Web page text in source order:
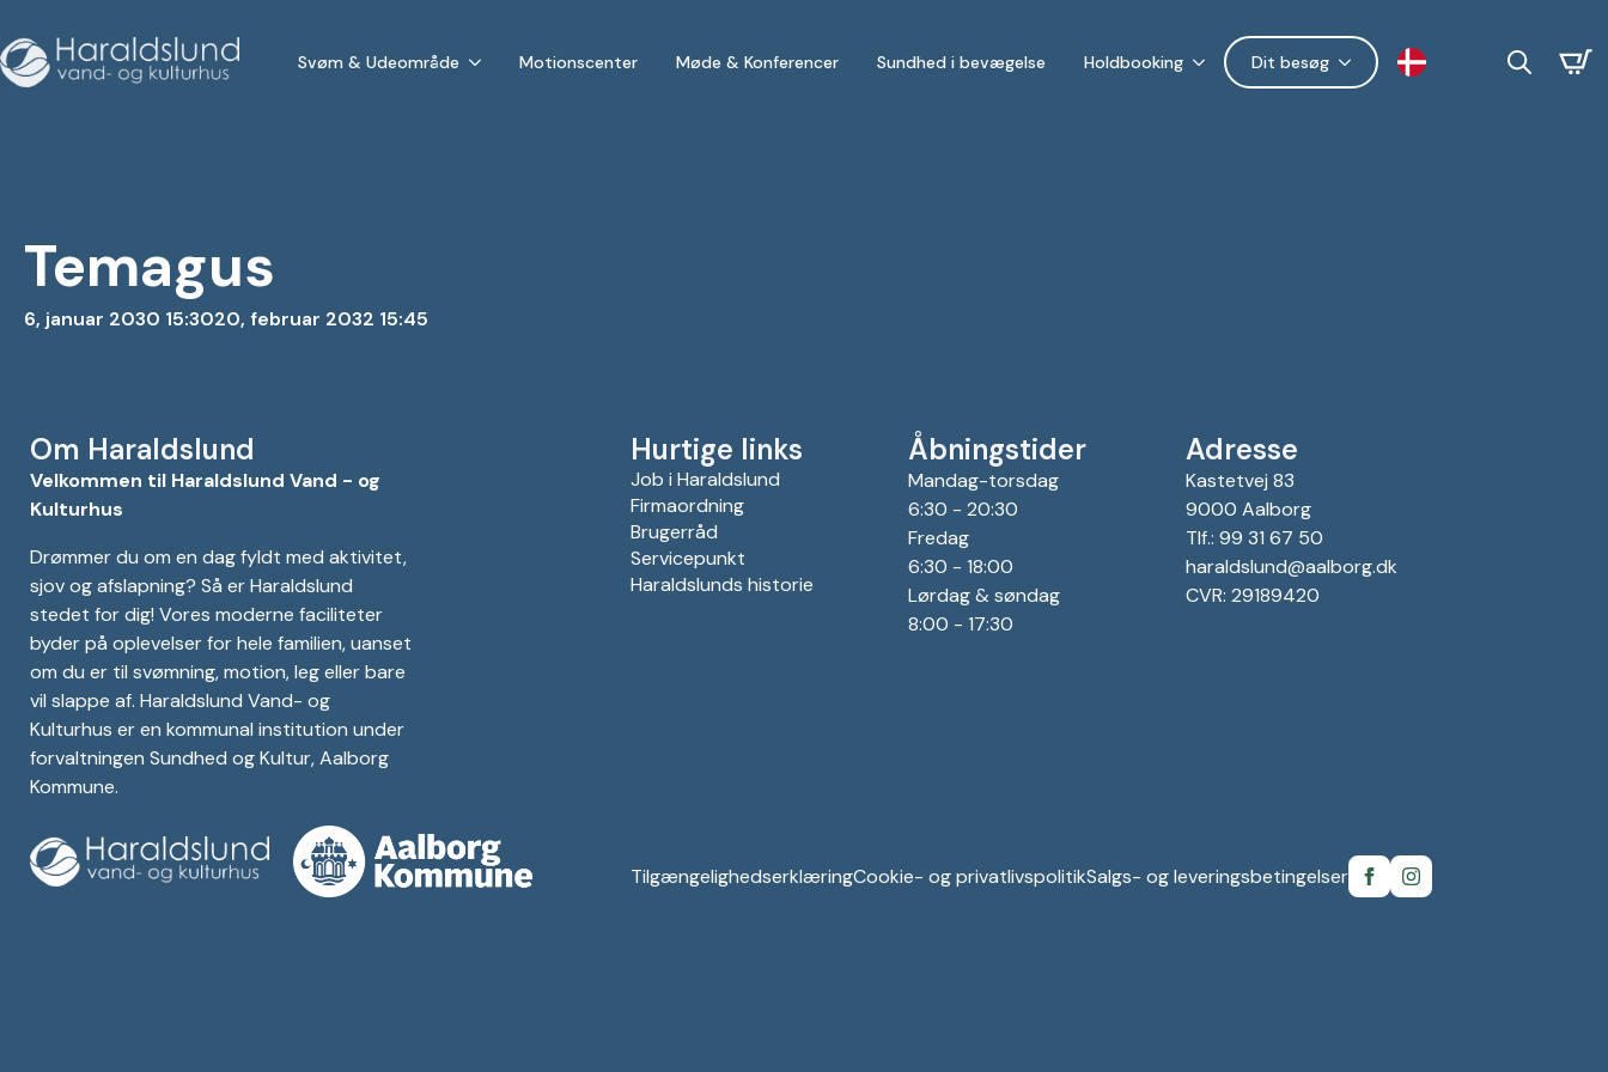
Svøm & Udeområde Motionscenter Møde & Konferencer Sundhed i bevægelse Holdbooking Dit besøg
Temagus
6, januar 2030 15:3020, februar 2032 15:45
Om Haraldslund
Velkommen til Haraldslund Vand - og
Kulturhus
Drømmer du om en dag fyldt med aktivitet,
sjov og afslapning? Så er Haraldslund
stedet for dig! Vores moderne faciliteter
byder på oplevelser for hele familien, uanset
om du er til svømning, motion, leg eller bare
vil slappe af. Haraldslund Vand- og
Kulturhus er en kommunal institution under
forvaltningen Sundhed og Kultur, Aalborg
Kommune.
Hurtige links
Job i Haraldslund
Firmaordning
Brugerråd
Servicepunkt
Haraldslunds historie
Åbningstider
Mandag-torsdag
6:30 - 20:30
Fredag
6:30 - 18:00
Lørdag & søndag
8:00 - 17:30
Adresse
Kastetvej 83
9000 Aalborg
Tlf.: 99 31 67 50
haraldslund@aalborg.dk
CVR: 29189420
TilgængelighedserklæringCookie- og privatlivspolitikSalgs- og leveringsbetingelser